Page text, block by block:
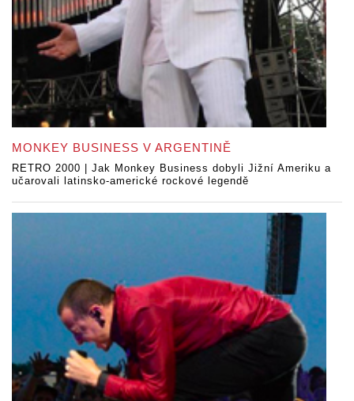
MONKEY BUSINESS V ARGENTINĚ
RETRO 2000 | Jak Monkey Business dobyli Jižní Ameriku a
učarovali latinsko-americké rockové legendě